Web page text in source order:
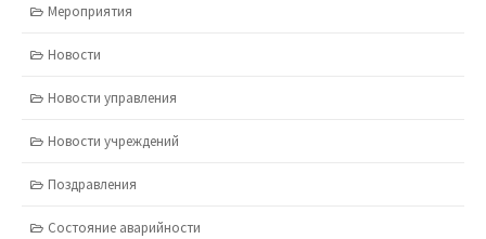
Мероприятия
Новости
Новости управления
Новости учреждений
Поздравления
Состояние аварийности